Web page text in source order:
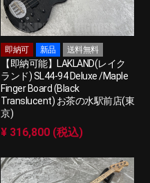
即納可 新品 送料無料
【即納可能】LAKLAND(レイク
ランド) SL44-94 Deluxe /Maple
Finger Board (Black
Translucent) お茶の水駅前店(東
京)
¥ 316,800 (税込)